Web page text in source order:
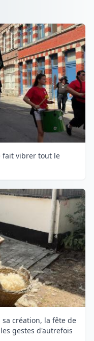
fait vibrer tout le
sa création, la fête de
gestes d'autrefois